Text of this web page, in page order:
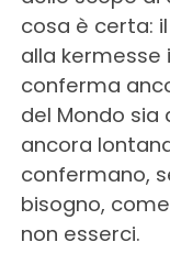
cosa è certa:
alla kermesse
conferma
del Mondo sia
ancora
confermano,
bisogno,
non esserci.